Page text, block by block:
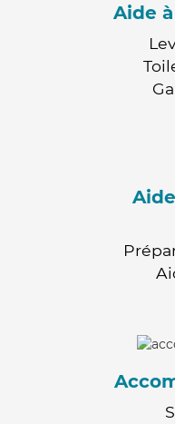
Aide